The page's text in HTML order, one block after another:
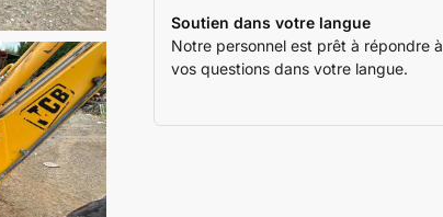
Soutien dans votre langue
Notre personnel est prêt à répondre à
vos questions dans votre langue.